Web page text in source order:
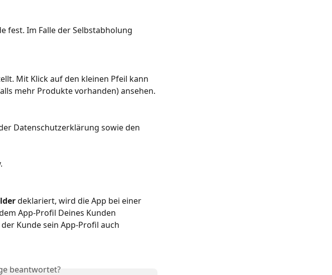
fest. Im Falle der Selbstabholung
Mit Klick auf den kleinen Pfeil kann
mehr Produkte vorhanden) ansehen.
Datenschutzerklärung sowie den
deklariert, wird die App bei einer
App-Profil Deines Kunden
Kunde sein App-Profil auch
beantwortet?